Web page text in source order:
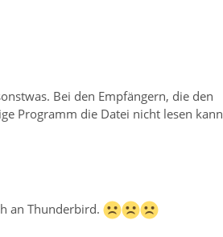
Bei den Empfängern, die den
Programm die Datei nicht lesen kann
an Thunderbird.